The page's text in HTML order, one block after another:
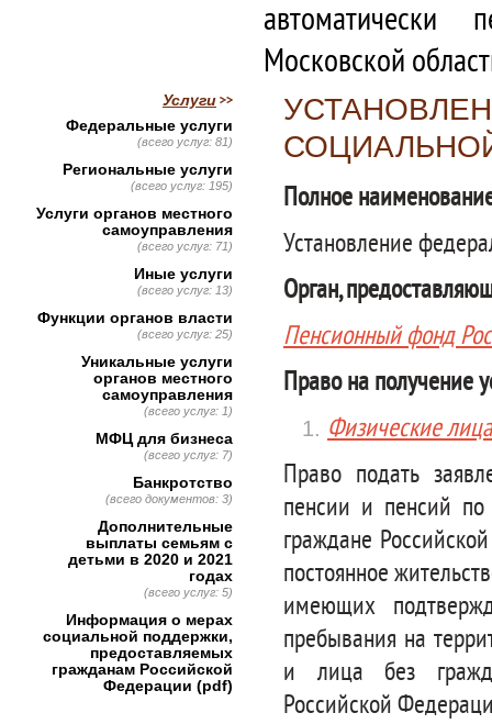
автоматически
Московской
Полное
Установление
Орган,
Пенсионный фонд
Право на получение
Физические лица
Право подать
пенсии и пенсий по
граждане
постоянное
имеющих
пребывания на
и лица без
Российской
Услуги
Федеральные услуги
(всего услуг: 81)
Региональные услуги
(всего услуг: 195)
Услуги органов местного
самоуправления
(всего услуг: 71)
Иные услуги
(всего услуг: 13)
Функции органов власти
(всего услуг: 25)
Уникальные услуги
органов местного
самоуправления
(всего услуг: 1)
МФЦ для бизнеса
(всего услуг: 7)
Банкротство
(всего документов: 3)
Дополнительные
выплаты семьям с
детьми в 2020 и 2021
годах
(всего услуг: 5)
Информация о мерах
социальной поддержки,
предоставляемых
гражданам Российской
Федерации (pdf)